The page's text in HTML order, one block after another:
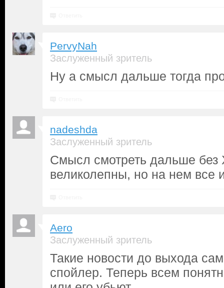
PervyNah
Заслуженный зритель
Ну а смысл дальше тогда
nadeshda
Заслуженный зритель
Смысл смотреть дальше без
великолепны, но на нем все
Аero
Заслуженный зритель
Такие новости до выхода
спойлер. Теперь всем